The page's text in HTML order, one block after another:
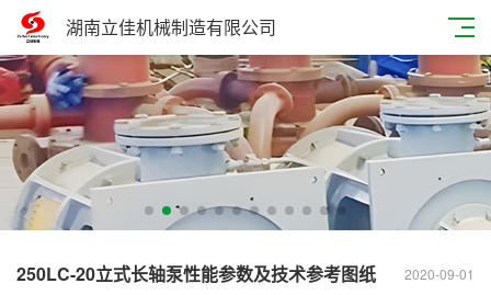
湖南立佳机械制造有限公司
2020-09-01
250LC-20立式长轴泵性能参数及技术参考图纸